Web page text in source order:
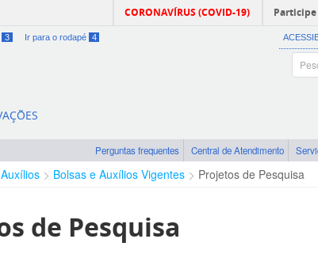
CORONAVÍRUS (COVID-19) Participe
3 Ir para o rodapé 4
Perguntas frequentes Central de Atendimento
Bolsas e Auxílios Vigentes Projetos de Pesquisa
de Pesquisa